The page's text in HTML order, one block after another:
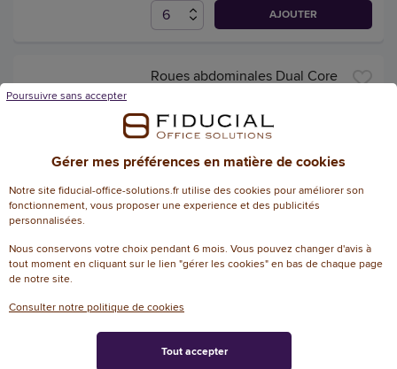
AJOUTER
Roues abdominales Dual Core
Schildkröt
Référence : W51558
AGEC
27,47 € HT
(32,96 € TTC)
AJOUTER
Balle d'entraînement
main/bras Spinball,gris/vert -
Schildkröt
Gérer mes préférences en matière de cookies
Notre site fiducial-office-solutions.fr utilise des cookies pour améliorer son
fonctionnement, vous proposer une experience et des publicités
personnalisées.
Nous conservons votre choix pendant 6 mois. Vous pouvez changer d'avis à
tout moment en cliquant sur le lien "gérer les cookies" en bas de chaque page
de notre site.
Consulter notre politique de cookies
Poursuivre sans accepter
Tout accepter